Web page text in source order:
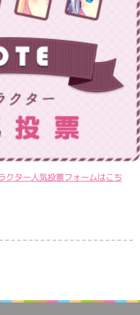
ター人気投票フォームはこち